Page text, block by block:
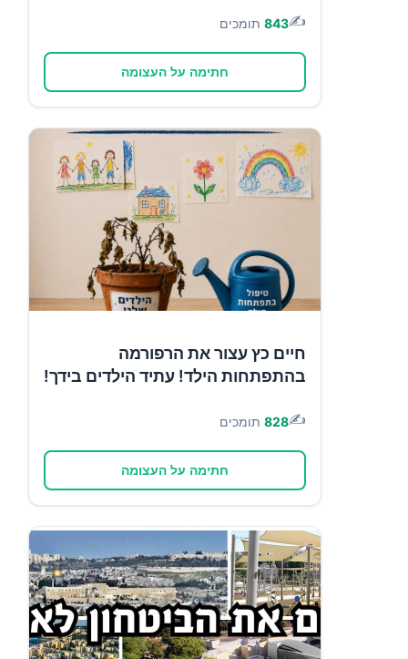
✍️
843 תומכים
חתימה על העצומה
חיים כץ עצור את הרפורמה
בהתפתחות הילד! עתיד הילדים בידך!
✍️
828 תומכים
חתימה על העצומה